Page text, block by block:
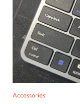
Accessories